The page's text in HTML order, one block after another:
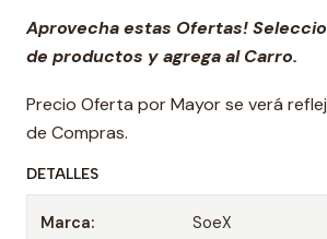
Aprovecha estas Ofertas!
de productos y agrega al Carro.
Precio Oferta por Mayor se verá
de Compras.
DETALLES
Marca: SoeX